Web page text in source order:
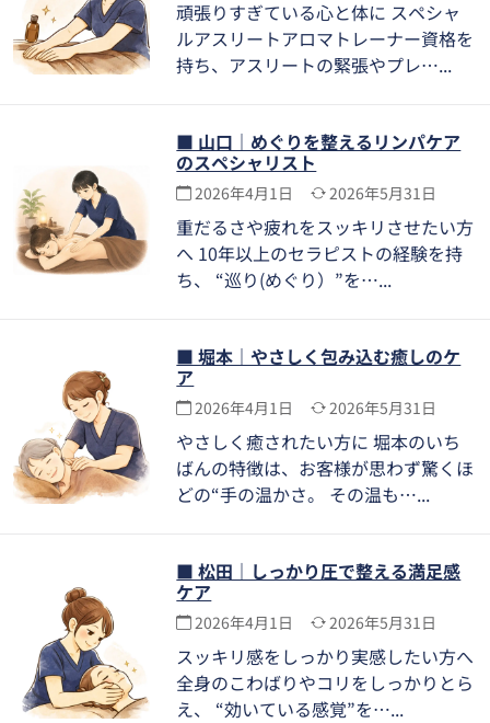
頑張りすぎている心と体に スペシャ
ルアスリートアロマトレーナー資格を
持ち、アスリートの緊張やプレ…
■ 山口｜めぐりを整えるリンパケア
のスペシャリスト
2026年4月1日 2026年5月31日
重だるさや疲れをスッキリさせたい方
へ 10年以上のセラピストの経験を持
ち、 “巡り(めぐり）”を…
■ 堀本｜やさしく包み込む癒しのケ
ア
2026年4月1日 2026年5月31日
やさしく癒されたい方に 堀本のいち
ばんの特徴は、お客様が思わず驚くほ
どの“手の温かさ。 その温も…
■ 松田｜しっかり圧で整える満足感
ケア
2026年4月1日 2026年5月31日
スッキリ感をしっかり実感したい方へ
全身のこわばりやコリをしっかりとら
え、 “効いている感覚”を…